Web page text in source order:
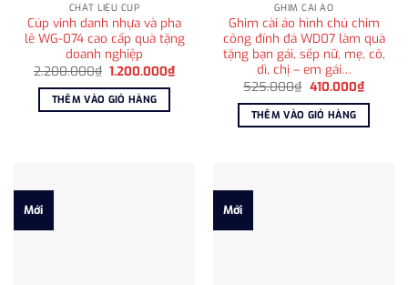
CHẤT LIỆU CÚP
Cúp vinh danh nhựa và pha
lê WG-074 cao cấp quà tặng
doanh nghiệp
2.200.000₫ Giá
là:
2.200.000₫.
1.200.000₫Giá
hiện
THÊM VÀO GIỎ HÀNG
GHIM CÀI ÁO
Ghim cài áo hình chú chim
công đính đá WD07 làm quà
tặng bạn gái, sếp nữ, mẹ, cô,
dì, chị – em gái…
525.000₫ Giá
là:
525.000₫.
410.000₫Giá
hiện
tại
THÊM VÀO GIỎ HÀNG
Mới Mới